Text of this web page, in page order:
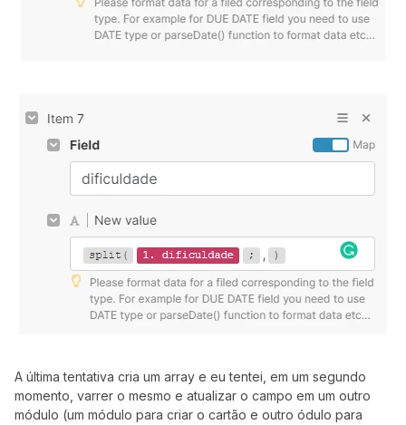
A última tentativa cria um array e eu tentei, em um segundo
momento, varrer o mesmo e atualizar o campo em um outro
módulo (um módulo para criar o cartão e outro ódulo para